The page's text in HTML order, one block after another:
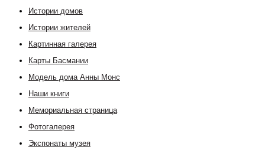
Истории домов
Истории жителей
Картинная галерея
Карты Басмании
Модель дома Анны Монс
Наши книги
Мемориальная страница
Фотогалерея
Экспонаты музея